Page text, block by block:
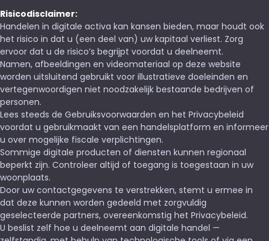
Risicodisclaimer:
Handelen in digitale activa kan kansen bieden, maar houdt ook
het risico in dat u (een deel van) uw kapitaal verliest. Zorg
ervoor dat u de risico’s begrijpt voordat u deelneemt.
Namen, afbeeldingen en videomateriaal op deze website
worden uitsluitend gebruikt voor illustratieve doeleinden en
vertegenwoordigen niet noodzakelijk bestaande bedrijven of
personen.
Lees steeds de Gebruiksvoorwaarden en het Privacybeleid
voordat u gebruikmaakt van een handelsplatform en informeer
u over mogelijke fiscale verplichtingen.
Sommige digitale producten of diensten kunnen regionaal
beperkt zijn. Controleer altijd of toegang is toegestaan in uw
woonplaats.
Door uw contactgegevens te verstrekken, stemt u ermee in
dat deze kunnen worden gedeeld met zorgvuldig
geselecteerde partners, overeenkomstig het Privacybeleid.
U beslist zelf hoe u deelneemt aan digitale handel —